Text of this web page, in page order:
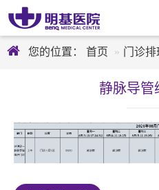
您的位置： 首页 门诊排
静脉导管